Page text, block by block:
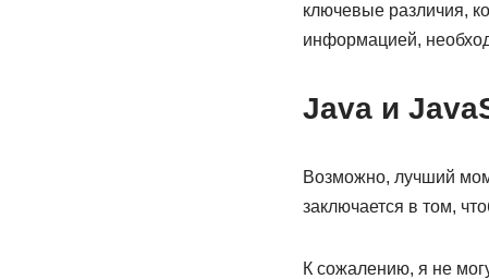
ключевые различия,
информацией,
Java и
Возможно, лучший
заключается в том,
К сожалению, я не